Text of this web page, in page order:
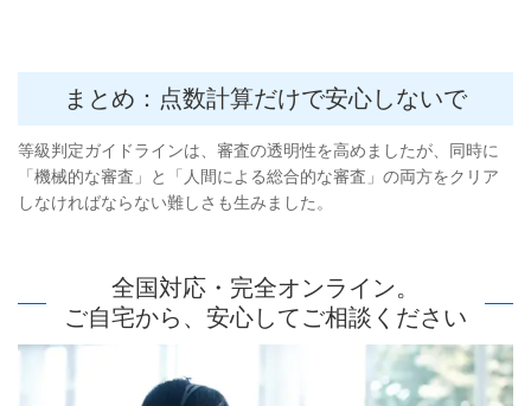
まとめ：点数計算だけで安心しないで
等級判定ガイドラインは、審査の透明性を高めましたが、同時に
「機械的な審査」と「人間による総合的な審査」の両方をクリア
しなければならない難しさも生みました。
全国対応・完全オンライン。
ご自宅から、安心してご相談ください